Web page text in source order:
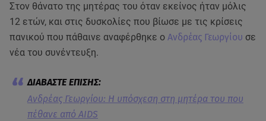
Στον θάνατο της μητέρας του όταν εκείνος ήταν μόλις
12 ετών, και στις δυσκολίες που βίωσε με τις κρίσεις
πανικού που πάθαινε αναφέρθηκε ο Ανδρέας Γεωργίου σε
νέα του συνέντευξη.
Ανδρέας Γεωργίου: Η υπόσχεση στη μητέρα του που
πέθανε από AIDS